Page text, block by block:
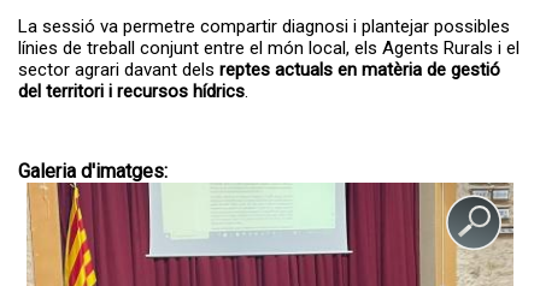
La sessió va permetre compartir diagnosi i plantejar possibles
línies de treball conjunt entre el món local, els Agents Rurals i el
sector agrari davant dels reptes actuals en matèria de gestió
del territori i recursos hídrics.
Galeria d'imatges: